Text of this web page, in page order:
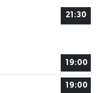
21:30
19:00
19:00